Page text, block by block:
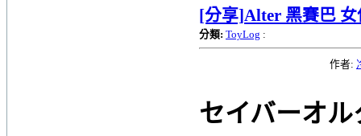
[分享]Alter 黑賽巴 女
分類: ToyLog :
作者:
セイバーオル